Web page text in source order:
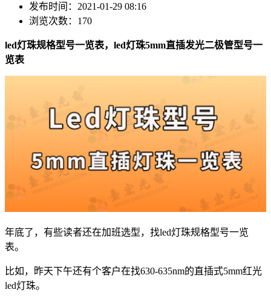
发布时间：2021-01-29 08:16
浏览次数：170
led灯珠规格型号一览表，led灯珠5mm直插发光二极管型号一
览表
年底了，有些读者还在加班选型，找led灯珠规格型号一览
表。
比如，昨天下午还有个客户在找630-635nm的直插式5mm红光
led灯珠。